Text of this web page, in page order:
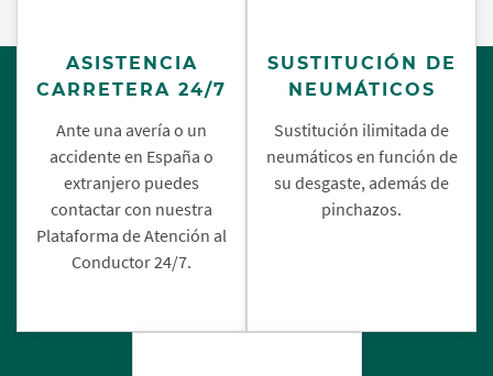
ASISTENCIA
CARRETERA 24/7
Ante una avería o un
accidente en España o
extranjero puedes
contactar con nuestra
Plataforma de Atención al
Conductor 24/7.
SUSTITUCIÓN DE
NEUMÁTICOS
Sustitución ilimitada de
neumáticos en función de
su desgaste, además de
pinchazos.